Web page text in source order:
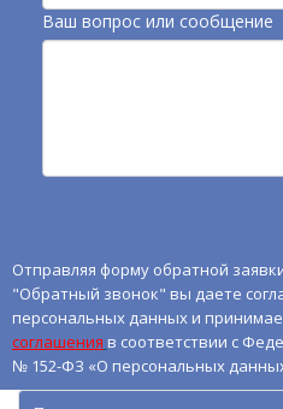
Ваш вопрос или сообщение
Отправляя форму обратной
"Обратный звонок" вы даете
персональных данных и
соглашения в соответствии с
№ 152-ФЗ «О персональных